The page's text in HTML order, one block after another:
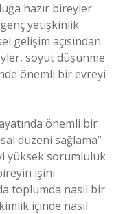
hazır bireyler
yetişkinlik
gelişim açısından
soyut düşünme
önemli bir evreyi
önemli bir
düzeni sağlama”
yüksek sorumluluk
işini
toplumda nasıl bir
içinde nasıl